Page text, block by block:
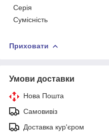
Серія
Сумісність
Приховати
Умови доставки
Нова Пошта
Самовивіз
Доставка кур'єром